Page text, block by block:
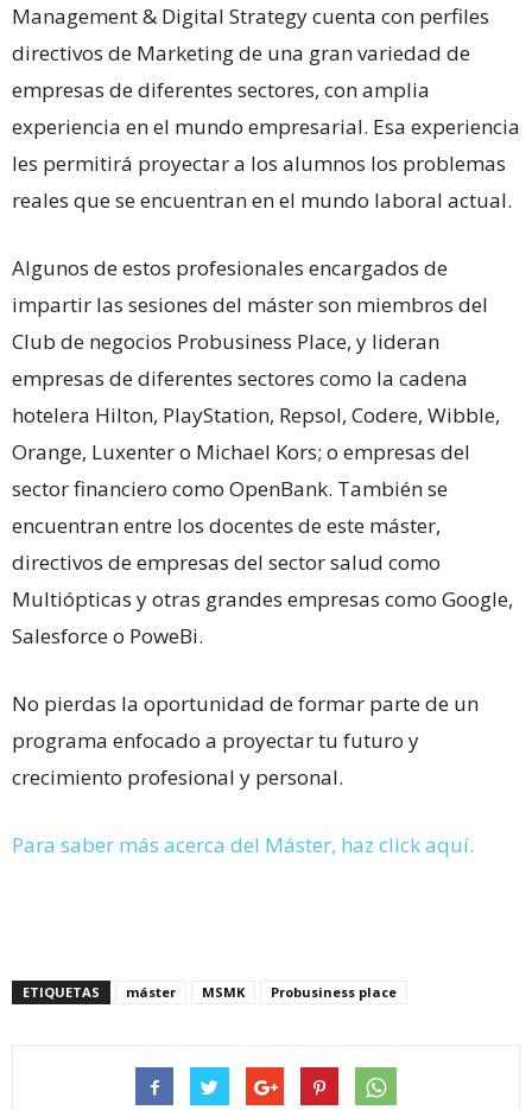
Management & Digital Strategy cuenta con perfiles
directivos de Marketing de una gran variedad de
empresas de diferentes sectores, con amplia
experiencia en el mundo empresarial. Esa experiencia
les permitirá proyectar a los alumnos los problemas
reales que se encuentran en el mundo laboral actual.
Algunos de estos profesionales encargados de
impartir las sesiones del máster son miembros del
Club de negocios Probusiness Place, y lideran
empresas de diferentes sectores como la cadena
hotelera Hilton, PlayStation, Repsol, Codere, Wibble,
Orange, Luxenter o Michael Kors; o empresas del
sector financiero como OpenBank. También se
encuentran entre los docentes de este máster,
directivos de empresas del sector salud como
Multiópticas y otras grandes empresas como Google,
Salesforce o PoweBi.
No pierdas la oportunidad de formar parte de un
programa enfocado a proyectar tu futuro y
crecimiento profesional y personal.
Para saber más acerca del Máster, haz click aquí.
ETIQUETAS máster MSMK Probusiness place